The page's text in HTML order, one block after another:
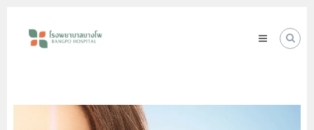
contentพยาบาล
Good